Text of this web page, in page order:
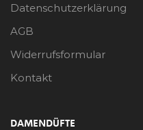
Datenschutzerklärung
AGB
Widerrufsformular
Kontakt
DAMENDÜFTE